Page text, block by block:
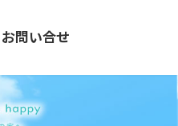
お問い合せ